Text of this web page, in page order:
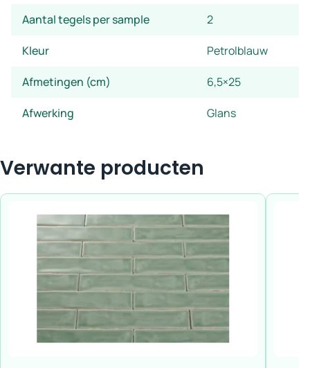
Aantal tegels per sample 2
Kleur Petrolblauw
Afmetingen (cm) 6,5×25
Afwerking Glans
Verwante producten